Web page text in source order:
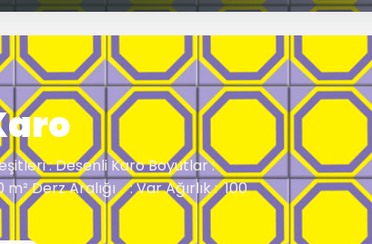
: Desenli Karo Boyutlar :
Derz Aralığı : Var Ağırlık : 100